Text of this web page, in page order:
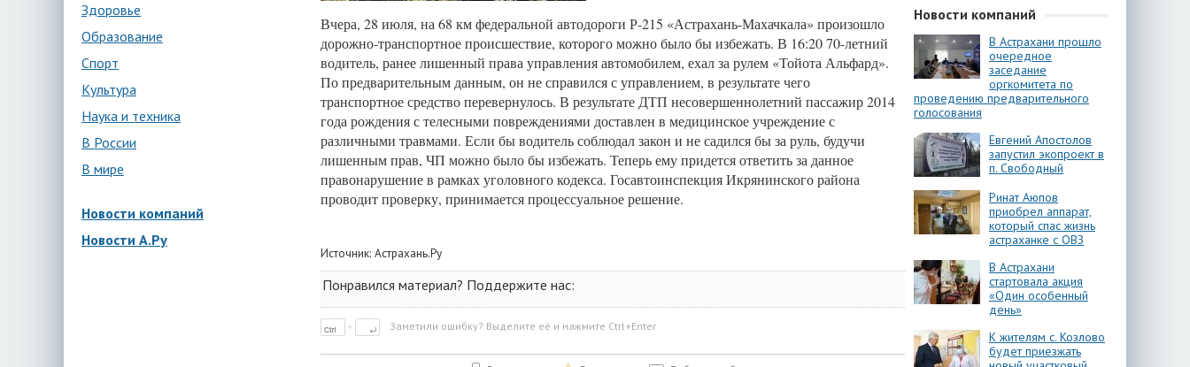
Здоровье
Образование
Спорт
Культура
Наука и техника
В России
В мире
Новости компаний
Новости А.Ру
Вчера, 28 июля, на 68 км федеральной автодороги Р-215 «Астрахань-Махачкала» произошло
дорожно-транспортное происшествие, которого можно было бы избежать. В 16:20 70-летний
водитель, ранее лишенный права управления автомобилем, ехал за рулем «Тойота Альфард».
По предварительным данным, он не справился с управлением, в результате чего
транспортное средство перевернулось. В результате ДТП несовершеннолетний пассажир 2014
года рождения с телесными повреждениями доставлен в медицинское учреждение с
различными травмами. Если бы водитель соблюдал закон и не садился бы за руль, будучи
лишенным прав, ЧП можно было бы избежать. Теперь ему придется ответить за данное
правонарушение в рамках уголовного кодекса. Госавтоинспекция Икрянинского района
проводит проверку, принимается процессуальное решение.
Источник: Астрахань.Ру
Понравился материал? Поддержите нас:
Заметили ошибку? Выделите её и нажмите Ctrl+Enter
Новости компаний
В Астрахани прошло
очередное
заседание
оргкомитета по
проведению предварительного
голосования
Евгений Апостолов
запустил экопроект в
п. Свободный
Ринат Аюпов
приобрел аппарат,
который спас жизнь
астраханке с ОВЗ
В Астрахани
стартовала акция
«Один особенный
день»
К жителям с. Козлово
будет приезжать